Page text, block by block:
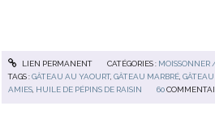
LIEN PERMANENT CATÉGORIES : MOISSONNER
TAGS :GÂTEAU AU YAOURT,GÂTEAU MARBRÉ,
AMIES, HUILE DE PÉPINS DE RAISIN 60